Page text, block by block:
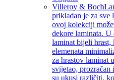
Villeroy & Boch
prikladan je za sve
ovoj kolekciji
dekore laminata.
laminat bijeli
elemenata
za hrastov laminat
svijetao,
su ukusi različiti,